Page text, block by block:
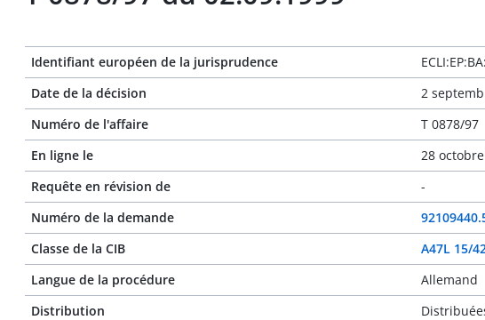
Identifiant européen de la jurisprudence
Date de la décision
2
Numéro de l'affaire
T 0878/97
En ligne le
28
Requête en révision de
-
Numéro de la demande
Classe de la CIB
A47L 15/
Langue de la procédure
Allemand
Distribution